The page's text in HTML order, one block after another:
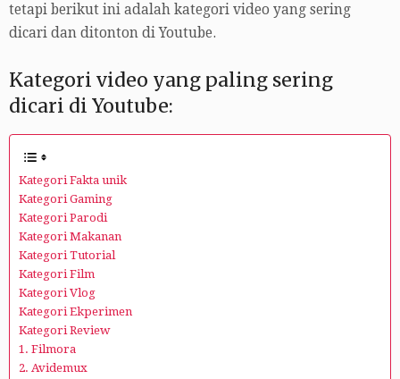
tetapi berikut ini adalah kategori video yang sering
dicari dan ditonton di Youtube.
Kategori video yang paling sering
dicari di Youtube:
Kategori Fakta unik
Kategori Gaming
Kategori Parodi
Kategori Makanan
Kategori Tutorial
Kategori Film
Kategori Vlog
Kategori Ekperimen
Kategori Review
1. Filmora
2. Avidemux